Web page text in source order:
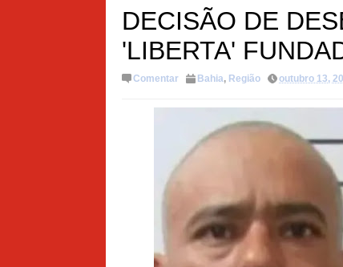
DECISÃO DE
'LIBERTA'
Comentar Bahia, Região outubro 13,